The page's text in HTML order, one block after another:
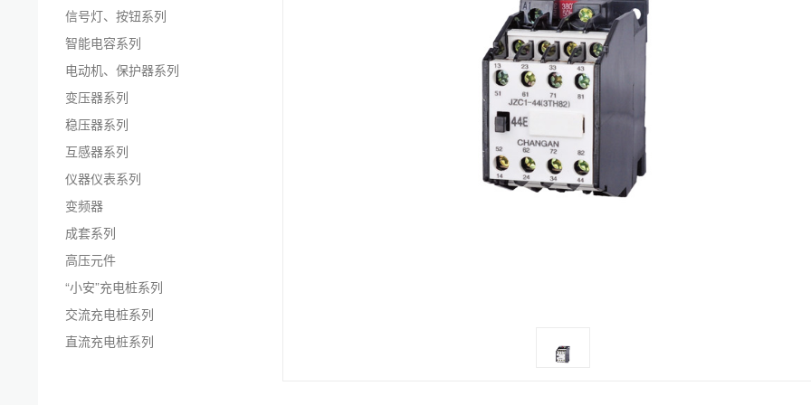
信号灯、按钮系列
智能电容系列
电动机、保护器系列
变压器系列
稳压器系列
互感器系列
仪器仪表系列
变频器
成套系列
高压元件
“小安”充电桩系列
交流充电桩系列
直流充电桩系列